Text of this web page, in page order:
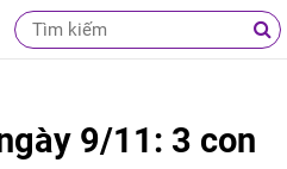
9/11: 3 con